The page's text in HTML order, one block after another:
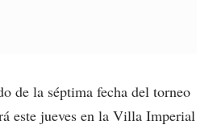
de la séptima fecha del torneo
este jueves en la Villa Imperial